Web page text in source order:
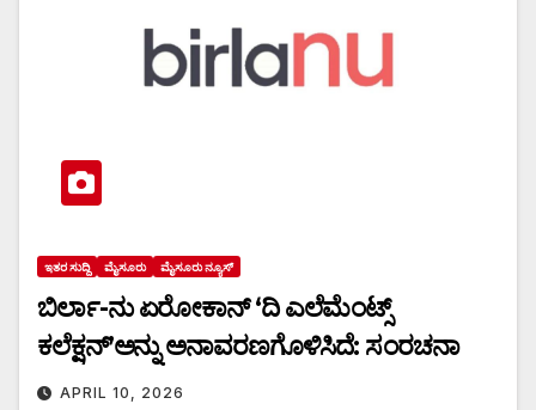
ಇತರ ಸುದ್ದಿ ಮೈಸೂರು ಮೈಸೂರು ನ್ಯೂಸ್
ಬಿರ್ಲಾ-ನು ಏರೋಕಾನ್ ‘ದಿ ಎಲೆಮೆಂಟ್ಸ್
ಕಲೆಕ್ಷನ್’ಅನ್ನು ಅನಾವರಣಗೊಳಿಸಿದೆ: ಸಂರಚನಾ
APRIL 10, 2026